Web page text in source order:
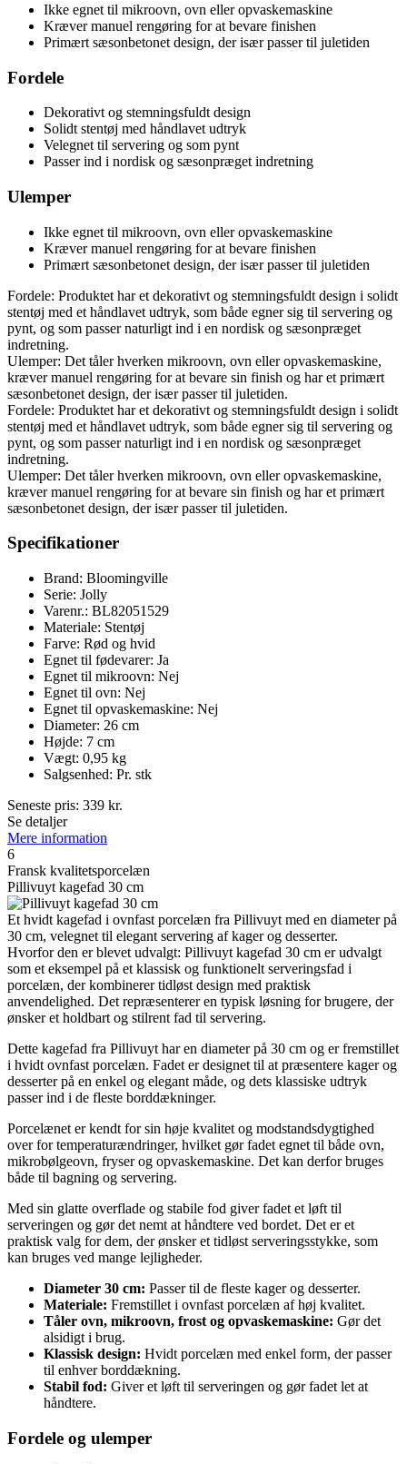
Ikke egnet til mikroovn, ovn eller opvaskemaskine
Kræver manuel rengøring for at bevare finishen
Primært sæsonbetonet design, der især passer til juletiden
Fordele
Dekorativt og stemningsfuldt design
Solidt stentøj med håndlavet udtryk
Velegnet til servering og som pynt
Passer ind i nordisk og sæsonpræget indretning
Ulemper
Ikke egnet til mikroovn, ovn eller opvaskemaskine
Kræver manuel rengøring for at bevare finishen
Primært sæsonbetonet design, der især passer til juletiden
Fordele: Produktet har et dekorativt og stemningsfuldt design i solidt
stentøj med et håndlavet udtryk, som både egner sig til servering og
pynt, og som passer naturligt ind i en nordisk og sæsonpræget
indretning.
Ulemper: Det tåler hverken mikroovn, ovn eller opvaskemaskine,
kræver manuel rengøring for at bevare sin finish og har et primært
sæsonbetonet design, der især passer til juletiden.
Fordele: Produktet har et dekorativt og stemningsfuldt design i solidt
stentøj med et håndlavet udtryk, som både egner sig til servering og
pynt, og som passer naturligt ind i en nordisk og sæsonpræget
indretning.
Ulemper: Det tåler hverken mikroovn, ovn eller opvaskemaskine,
kræver manuel rengøring for at bevare sin finish og har et primært
sæsonbetonet design, der især passer til juletiden.
Specifikationer
Brand: Bloomingville
Serie: Jolly
Varenr.: BL82051529
Materiale: Stentøj
Farve: Rød og hvid
Egnet til fødevarer: Ja
Egnet til mikroovn: Nej
Egnet til ovn: Nej
Egnet til opvaskemaskine: Nej
Diameter: 26 cm
Højde: 7 cm
Vægt: 0,95 kg
Salgsenhed: Pr. stk
Seneste pris: 339 kr.
Se detaljer
Mere information
6
Fransk kvalitetsporcelæn
Pillivuyt kagefad 30 cm
Et hvidt kagefad i ovnfast porcelæn fra Pillivuyt med en diameter på
30 cm, velegnet til elegant servering af kager og desserter.
Hvorfor den er blevet udvalgt: Pillivuyt kagefad 30 cm er udvalgt
som et eksempel på et klassisk og funktionelt serveringsfad i
porcelæn, der kombinerer tidløst design med praktisk
anvendelighed. Det repræsenterer en typisk løsning for brugere, der
ønsker et holdbart og stilrent fad til servering.
Dette kagefad fra Pillivuyt har en diameter på 30 cm og er fremstillet
i hvidt ovnfast porcelæn. Fadet er designet til at præsentere kager og
desserter på en enkel og elegant måde, og dets klassiske udtryk
passer ind i de fleste borddækninger.
Porcelænet er kendt for sin høje kvalitet og modstandsdygtighed
over for temperaturændringer, hvilket gør fadet egnet til både ovn,
mikrobølgeovn, fryser og opvaskemaskine. Det kan derfor bruges
både til bagning og servering.
Med sin glatte overflade og stabile fod giver fadet et løft til
serveringen og gør det nemt at håndtere ved bordet. Det er et
praktisk valg for dem, der ønsker et tidløst serveringsstykke, som
kan bruges ved mange lejligheder.
Diameter 30 cm: Passer til de fleste kager og desserter.
Materiale: Fremstillet i ovnfast porcelæn af høj kvalitet.
Tåler ovn, mikroovn, frost og opvaskemaskine: Gør det
alsidigt i brug.
Klassisk design: Hvidt porcelæn med enkel form, der passer
til enhver borddækning.
Stabil fod: Giver et løft til serveringen og gør fadet let at
håndtere.
Fordele og ulemper